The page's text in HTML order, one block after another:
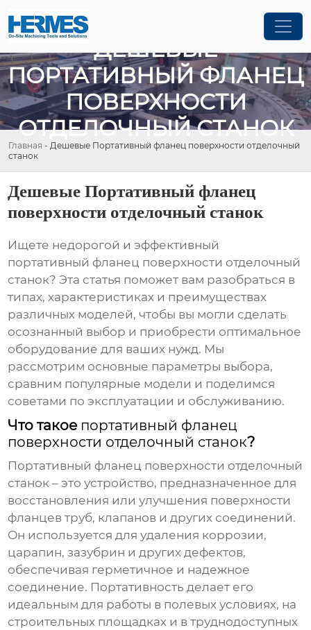
ДЕШЕВЫЕ
ПОРТАТИВНЫЙ ФЛАНЕЦ
ПОВЕРХНОСТИ
ОТДЕЛОЧНЫЙ СТАНОК
Главная - Дешевые Портативный фланец поверхности отделочный
станок
Дешевые Портативный фланец
поверхности отделочный станок
Ищете недорогой и эффективный
портативный фланец поверхности отделочный
станок? Эта статья поможет вам разобраться в
типах, характеристиках и преимуществах
различных моделей, чтобы вы могли сделать
осознанный выбор и приобрести оптимальное
оборудование для ваших нужд. Мы
рассмотрим основные параметры выбора,
сравним популярные модели и поделимся
советами по эксплуатации и обслуживанию.
Что такое портативный фланец
поверхности отделочный станок?
Портативный фланец поверхности отделочный
станок – это устройство, предназначенное для
восстановления или улучшения поверхности
фланцев труб, клапанов и других соединений.
Он используется для удаления коррозии,
царапин, зазубрин и других дефектов,
обеспечивая герметичное и надежное
соединение. Портативность делает его
идеальным для работы в полевых условиях, на
строительных площадках и в труднодоступных